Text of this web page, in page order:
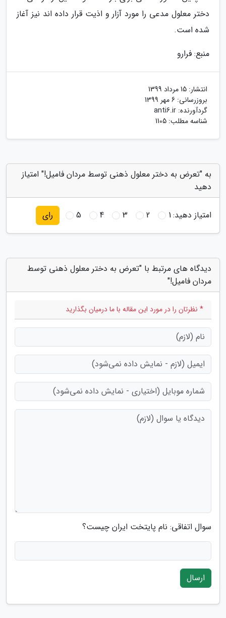
دختر معلول مدعی را مورد آزار و اذیت قرار داده اند نیز آغاز
شده است.
منبع: فرارو
انتشار: 15 مرداد 1399
بروزرسانی: 6 مهر 1399
گردآورنده: anti6.ir
شناسه مطلب: 1105
به "تعرض به دختر معلول ذهنی توسط مردان فامیل!" امتیاز
دهید
امتیاز دهید:1
2
3
4
5 رای
دیدگاه های مرتبط با "تعرض به دختر معلول ذهنی توسط
مردان فامیل!"
* نظرتان را در مورد این مقاله با ما درمیان بگذارید
سوال اتفاقی: نام پایتخت ایران چیست؟
ارسال